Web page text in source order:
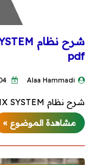
pdf
Alaa Hammadi
شرح نظام KNX SYSTEM - تحميل بروابط مباشر…
مشاهدة الموضوع »